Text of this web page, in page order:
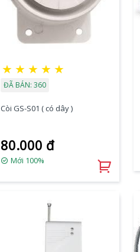
★ ★ ★ ★ ★
ĐÃ BÁN: 360
Còi GS-S01 ( có dây )
80.000 đ
Mới 100%